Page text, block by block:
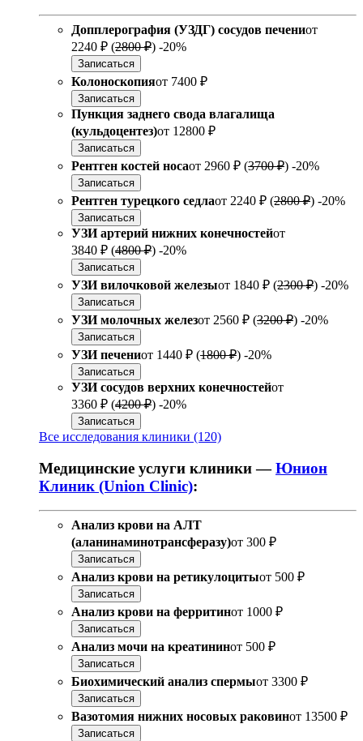
Допплерография (УЗДГ) сосудов печениот
2240 ₽ (2800 ₽) -20%
Записаться
Колоноскопияот 7400 ₽
Записаться
Пункция заднего свода влагалища
(кульдоцентез)от 12800 ₽
Записаться
Рентген костей носаот 2960 ₽ (3700 ₽) -20%
Записаться
Рентген турецкого седлаот 2240 ₽ (2800 ₽) -20%
Записаться
УЗИ артерий нижних конечностейот
3840 ₽ (4800 ₽) -20%
Записаться
УЗИ вилочковой железыот 1840 ₽ (2300 ₽) -20%
Записаться
УЗИ молочных железот 2560 ₽ (3200 ₽) -20%
Записаться
УЗИ печениот 1440 ₽ (1800 ₽) -20%
Записаться
УЗИ сосудов верхних конечностейот
3360 ₽ (4200 ₽) -20%
Записаться
Все исследования клиники (120)
Медицинские услуги клиники —Юнион
Клиник (Union Clinic):
Анализ крови на АЛТ
(аланинаминотрансферазу)от 300 ₽
Записаться
Анализ крови на ретикулоцитыот 500 ₽
Записаться
Анализ крови на ферритинот 1000 ₽
Записаться
Анализ мочи на креатининот 500 ₽
Записаться
Биохимический анализ спермыот 3300 ₽
Записаться
Вазотомия нижних носовых раковинот 13500 ₽
Записаться